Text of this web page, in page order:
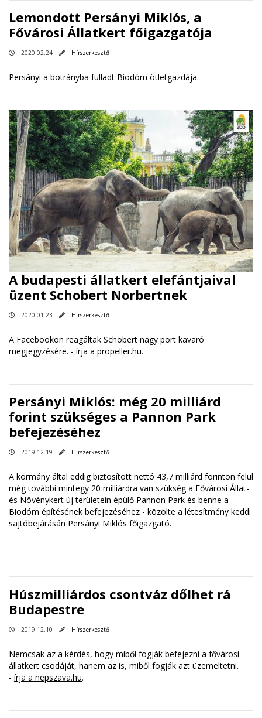
Lemondott Persányi Miklós, a
Fővárosi Állatkert főigazgatója
2020.02.24 Hírszerkesztő
Persányi a botrányba fulladt Biodóm ötletgazdája.
A budapesti állatkert elefántjaival
üzent Schobert Norbertnek
2020.01.23 Hírszerkesztő
A Facebookon reagáltak Schobert nagy port kavaró
megjegyzésére. - írja a propeller.hu.
Persányi Miklós: még 20 milliárd
forint szükséges a Pannon Park
befejezéséhez
2019.12.19 Hírszerkesztő
A kormány által eddig biztosított nettó 43,7 milliárd forinton felül
még további mintegy 20 milliárdra van szükség a Fővárosi Állat-
és Növénykert új területein épülő Pannon Park és benne a
Biodóm építésének befejezéséhez - közölte a létesítmény keddi
sajtóbejárásán Persányi Miklós főigazgató.
Húszmilliárdos csontváz dőlhet rá
Budapestre
2019.12.10 Hírszerkesztő
Nemcsak az a kérdés, hogy miből fogják befejezni a fővárosi
állatkert csodáját, hanem az is, miből fogják azt üzemeltetni.
- írja a nepszava.hu.